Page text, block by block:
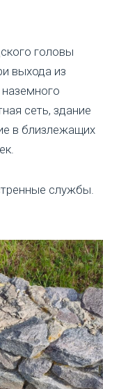
головы
выхода из
сеть, здание
в близлежащих
службы.